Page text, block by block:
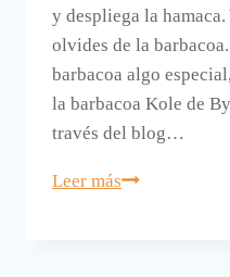
y despliega la
olvides de la
barbacoa algo
la barbacoa Kole de
través del blog…
Leer másUna